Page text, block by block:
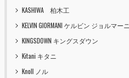
KASHIWA 柏木工
KELVIN GIORMANI ケルビン ジョルマーニ
KINGSDOWN キングスダウン
Kitani キタニ
Knoll ノル